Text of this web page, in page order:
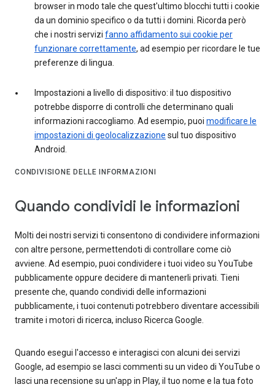
browser in modo tale che quest'ultimo blocchi tutti i cookie
da un dominio specifico o da tutti i domini. Ricorda però
che i nostri servizi fanno affidamento sui cookie per
funzionare correttamente, ad esempio per ricordare le tue
preferenze di lingua.
Impostazioni a livello di dispositivo: il tuo dispositivo
potrebbe disporre di controlli che determinano quali
informazioni raccogliamo. Ad esempio, puoi modificare le
impostazioni di geolocalizzazione sul tuo dispositivo
Android.
CONDIVISIONE DELLE INFORMAZIONI
Quando condividi le informazioni
Molti dei nostri servizi ti consentono di condividere informazioni
con altre persone, permettendoti di controllare come ciò
avviene. Ad esempio, puoi condividere i tuoi video su YouTube
pubblicamente oppure decidere di mantenerli privati. Tieni
presente che, quando condividi delle informazioni
pubblicamente, i tuoi contenuti potrebbero diventare accessibili
tramite i motori di ricerca, incluso Ricerca Google.
Quando esegui l'accesso e interagisci con alcuni dei servizi
Google, ad esempio se lasci commenti su un video di YouTube o
lasci una recensione su un'app in Play, il tuo nome e la tua foto